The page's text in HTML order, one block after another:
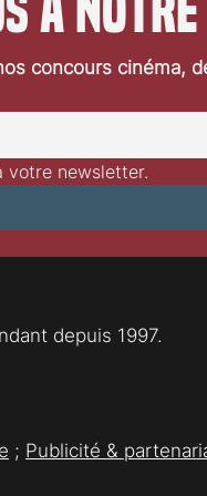
concours cinéma,
votre newsletter.
depuis 1997.
; Publicité &